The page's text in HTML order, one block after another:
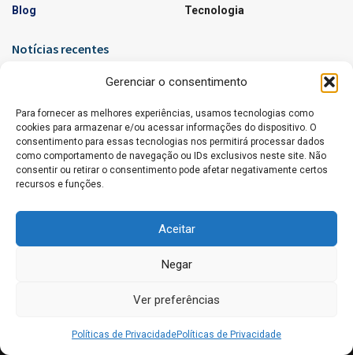
Gerenciar o consentimento
Para fornecer as melhores experiências, usamos tecnologias como
cookies para armazenar e/ou acessar informações do dispositivo. O
consentimento para essas tecnologias nos permitirá processar dados
como comportamento de navegação ou IDs exclusivos neste site. Não
consentir ou retirar o consentimento pode afetar negativamente certos
recursos e funções.
Aceitar
Negar
Ver preferências
Políticas de PrivacidadePolíticas de Privacidade
Blog
Tecnologia
Notícias recentes
Agentes de IA Disfarçados: Riscos e Como se
17 DE JUNHO DE 2026
Horário Oficial em Notícias Regionais: Por Que Ele
É Tão Importante?
Contato